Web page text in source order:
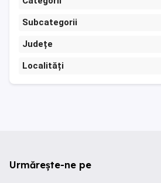
Subcategorii
Județe
Localități
Urmărește-ne pe